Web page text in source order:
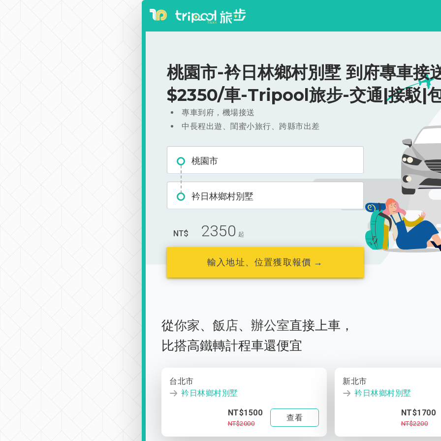
桃園市-衿日林鄉村別墅 到府專車接
$2350/車-Tripool旅步-交通|接駁|
專車到府，機場接送
中長程出遊、閨蜜小旅行、跨縣市出差
桃園市
衿日林鄉村別墅
NT$ 2350 起
輸入地址、位置獲取報價 →
從你家、 飯店、 辦公室直接上車，
比搭高鐵轉計程車還便宜
台北市
衿日林鄉村別墅
NT$1500
NT$2000
查看
新北市
衿日林鄉村別墅
NT$1700
NT$2200